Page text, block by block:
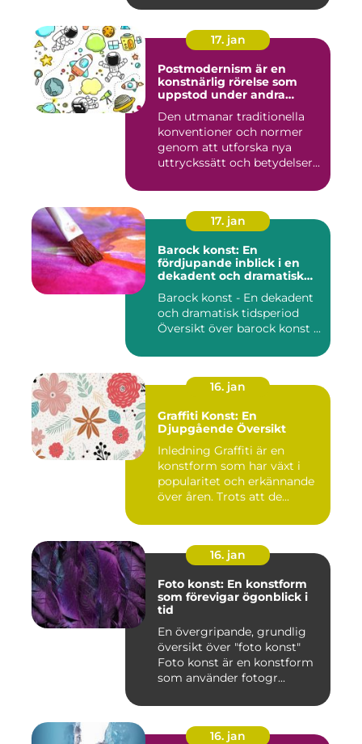
17. jan
Postmodernism är en
konstnärlig rörelse som
uppstod under andra
fortsätter att påverka
samtida konstvärlden
Den utmanar traditionella
konventioner och normer
genom att utforska nya
uttryckssätt och betydelser...
17. jan
Barock konst: En
fördjupande inblick i en
dekadent och dramatisk
Barock konst - En dekadent
och dramatisk tidsperiod
Översikt över barock konst ...
16. jan
Graffiti Konst: En
Djupgående Översikt
Inledning Graffiti är en
konstform som har växt i
popularitet och erkännande
över åren. Trots att de...
16. jan
Foto konst: En konstform
som förevigar ögonblick i
tid
En övergripande, grundlig
översikt över "foto konst"
Foto konst är en konstform
som använder fotogr...
16. jan